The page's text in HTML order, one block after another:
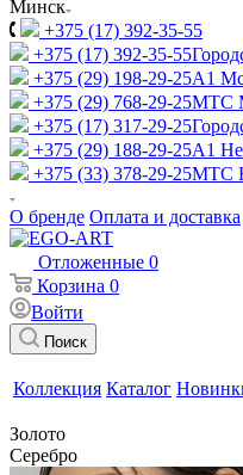
Минск
+375 (17) 392-35-55
+375 (17) 392-35-55
+375 (29) 198-29-25A1
+375 (29) 768-29-25МТС
+375 (17) 317-29-25
+375 (29) 188-29-25A1
+375 (33) 378-29-25МТС
О бренде Оплата и доставка
Отложенные 0
Корзина 0
Войти
Поиск
Коллекция Каталог
Золото
Серебро